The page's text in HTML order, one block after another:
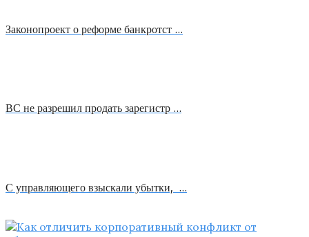
Законопроект о реформе банкротст …
ВС не разрешил продать зарегистр …
С управляющего взыскали убытки, …